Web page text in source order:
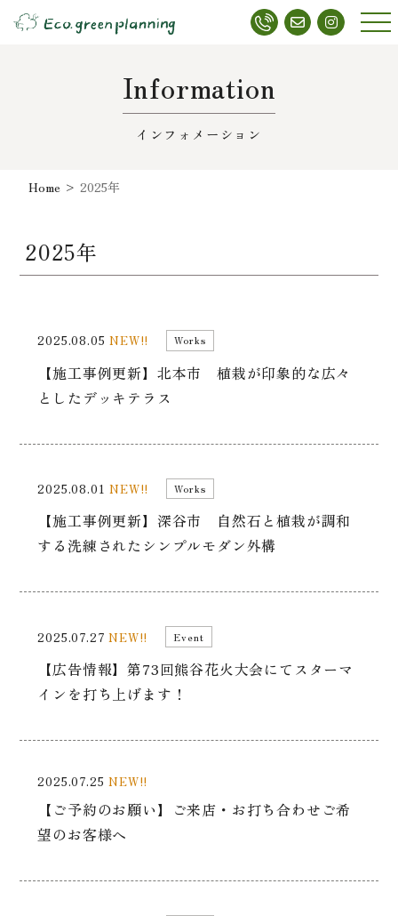
メニ
Information
インフォメーション
Home >2025年
2025年
2025.08.05NEW!! Works
【施工事例更新】北本市 植栽が印象的な広々
としたデッキテラス
2025.08.01NEW!! Works
【施工事例更新】深谷市 自然石と植栽が調和
する洗練されたシンプルモダン外構
2025.07.27NEW!! Event
【広告情報】第73回熊谷花火大会にてスターマ
インを打ち上げます！
2025.07.25NEW!!
【ご予約のお願い】ご来店・お打ち合わせご希
望のお客様へ